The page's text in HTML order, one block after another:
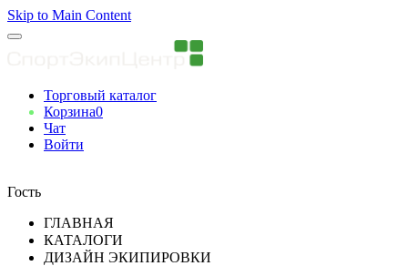
Skip to Main Content
Торговый каталог
Корзина0
Чат
Войти
Гость
ГЛАВНАЯ
КАТАЛОГИ
ДИЗАЙН ЭКИПИРОВКИ